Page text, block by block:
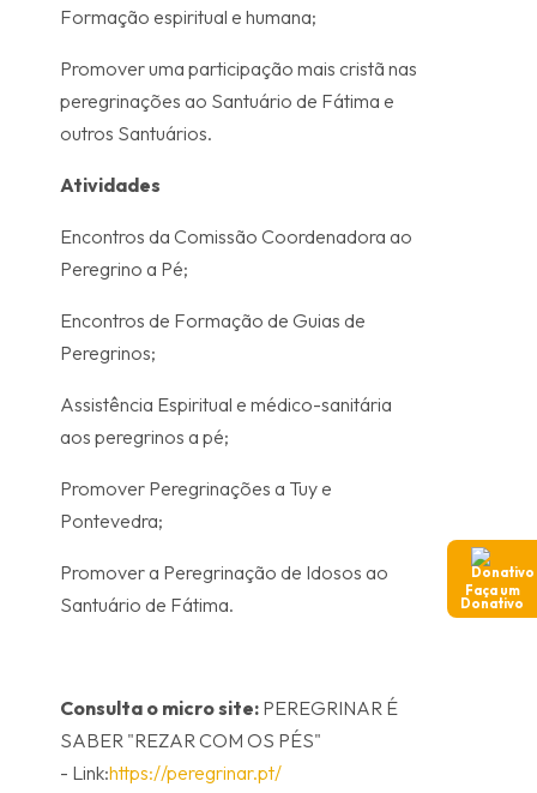
Formação espiritual e humana;
Promover uma participação mais cristã nas
peregrinações ao Santuário de Fátima e
outros Santuários.
Atividades
Encontros da Comissão Coordenadora ao
Peregrino a Pé;
Encontros de Formação de Guias de
Peregrinos;
Assistência Espiritual e médico-sanitária
aos peregrinos a pé;
Promover Peregrinações a Tuy e
Pontevedra;
Promover a Peregrinação de Idosos ao
Santuário de Fátima.
Consulta o micro site: PEREGRINAR É
SABER "REZAR COM OS PÉS"
- Link:https://peregrinar.pt/
Faça um
Donativo